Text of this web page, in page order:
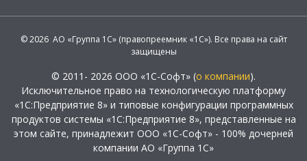
© 2026 АО «Группа 1С» (правопреемник «1С»). Все права на сайт
защищены
© 2011- 2026 ООО «1С-Софт» (о компании).
Исключительное право на технологическую платформу
«1С:Предприятие 8» и типовые конфигурации программных
продуктов системы «1С:Предприятие 8», представленные на
этом сайте, принадлежит ООО «1С-Софт» - 100% дочерней
компании АО «Группа 1С»